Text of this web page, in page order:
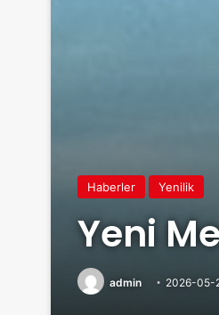
Haberler Yenilik
Yeni
admin 2026-05-